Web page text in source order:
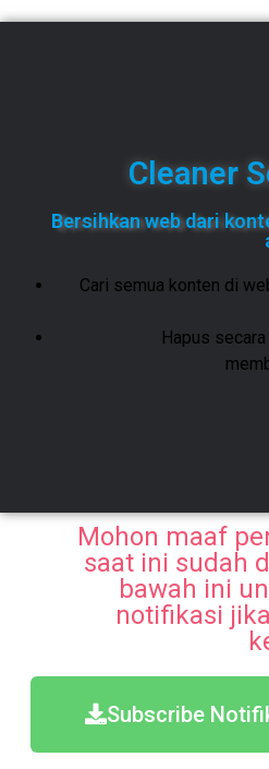
Cleaner
Bersihkan web dari
Cari semua konten di
Hapus
Mohon maaf
saat ini sudah
bawah ini
notifikasi
Subscribe